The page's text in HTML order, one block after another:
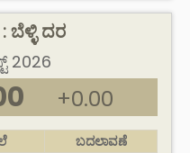
ಬೆಳ್ಳಿ ದರ
2026
+0.00
ಬದಲಾವಣೆ